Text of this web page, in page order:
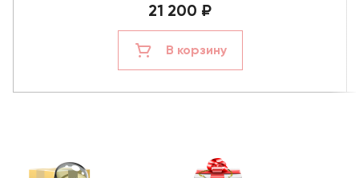
21 200 ₽
В корзину